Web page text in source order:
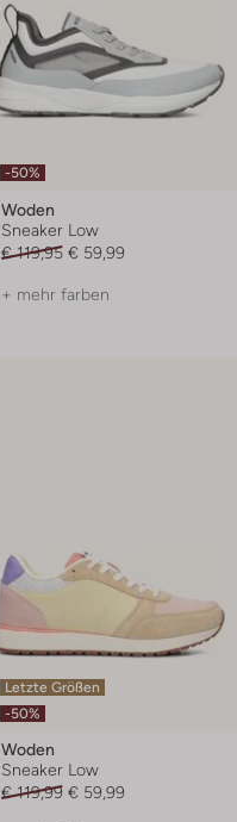
-50%
Woden
Sneaker Low
€ 119,95 € 59,99
+ mehr farben
Letzte Größen
-50%
Woden
Sneaker Low
€ 119,99 € 59,99